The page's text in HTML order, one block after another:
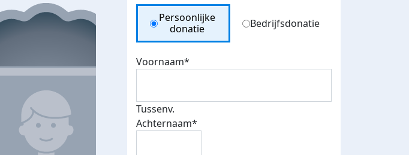
Donation Type
Persoonlijke
donatie
Bedrijfsdonatie
Voornaam*
Tussenv.
Achternaam*